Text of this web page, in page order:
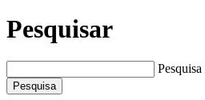
Pesquisar
Pesquisa
Pesquisa